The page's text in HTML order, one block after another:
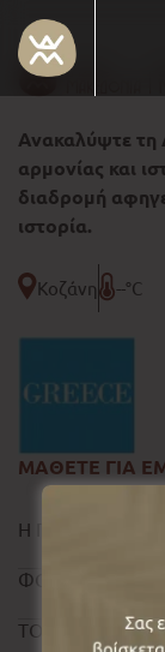
Ανακαλύψτε τη
αρμονίας και
διαδρομή
ιστορία.
Κοζάνη --°C
ΜΑΘΕΤΕ ΓΙΑ
Η ΠΕΡΙΦΕΡΕΙΑ
ΦΟΡΜΑ
ΤΟΥΡΙΣΤΙΚΟΣ